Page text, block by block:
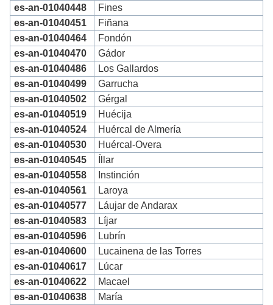
es-an-01040448
Fines
es-an-01040451
Fiñana
es-an-01040464
Fondón
es-an-01040470
Gádor
es-an-01040486
Los Gallardos
es-an-01040499
Garrucha
es-an-01040502
Gérgal
es-an-01040519
Huécija
es-an-01040524
Huércal de Almería
es-an-01040530
Huércal-Overa
es-an-01040545
Íllar
es-an-01040558
Instinción
es-an-01040561
Laroya
es-an-01040577
Láujar de Andarax
es-an-01040583
Líjar
es-an-01040596
Lubrín
es-an-01040600
Lucainena de las Torres
es-an-01040617
Lúcar
es-an-01040622
Macael
es-an-01040638
María